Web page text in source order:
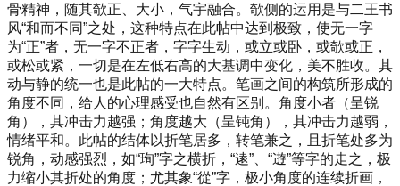
骨精神，随其欹正、大小，气宇融合。欹侧的运用是与二王书
风“和而不同”之处，这种特点在此帖中达到极致，使无一字
为“正”者，无一字不正者，字字生动，或立或卧，或欹或正，
或松或紧，一切是在左低右高的大基调中变化，美不胜收。其
动与静的统一也是此帖的一大特点。笔画之间的构筑所形成的
角度不同，给人的心理感受也自然有区别。角度小者（呈锐
角），其冲击力越强；角度越大（呈钝角），其冲击力越弱，
情绪平和。此帖的结体以折笔居多，转笔兼之，且折笔处多为
锐角，动感强烈，如“珣”字之横折，“逺”、“逰”等字的走之，极
力缩小其折处的角度；尤其象“從”字，极小角度的连续折画，